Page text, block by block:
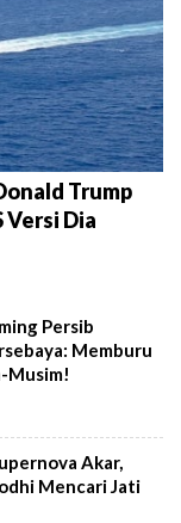
Trump
Dia
Persib
Memburu
Musim!
Akar,
Mencari Jati